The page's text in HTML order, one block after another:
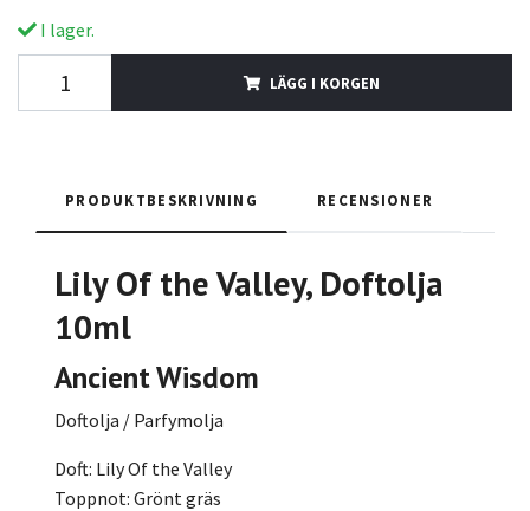
I lager.
LÄGG I KORGEN
PRODUKTBESKRIVNING RECENSIONER
Lily Of the Valley, Doftolja
10ml
Ancient Wisdom
Doftolja / Parfymolja
Doft: Lily Of the Valley
Toppnot: Grönt gräs